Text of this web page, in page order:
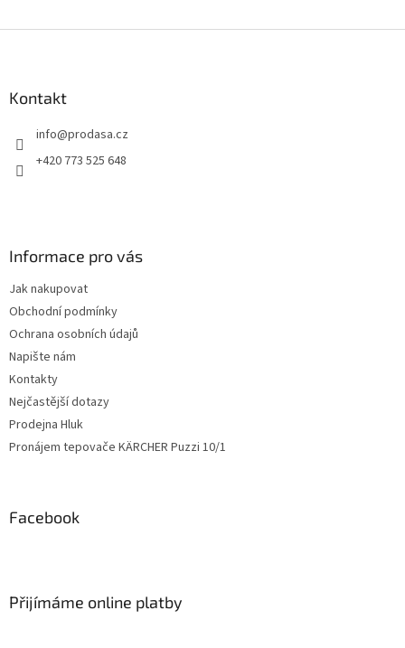
Kontakt
info@prodasa.cz
+420 773 525 648
Informace pro vás
Jak nakupovat
Obchodní podmínky
Ochrana osobních údajů
Napište nám
Kontakty
Nejčastější dotazy
Prodejna Hluk
Pronájem tepovače KÄRCHER Puzzi 10/1
Facebook
Přijímáme online platby